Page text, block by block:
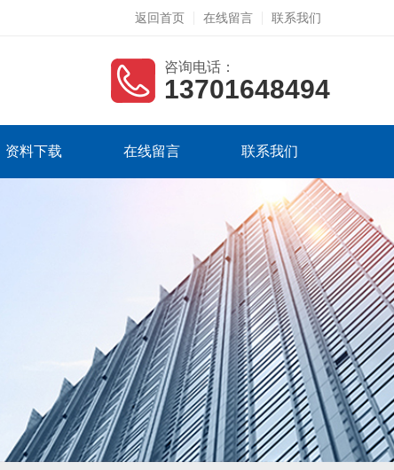
返回首页 在线留言 联系我们
咨询电话：
13701648494
资料下载 在线留言 联系我们